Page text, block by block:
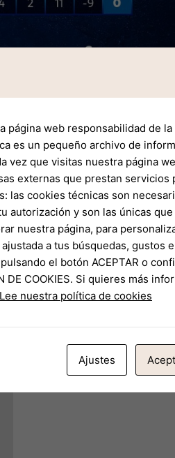
Paulo. Agora, é a vez da
necessitam de vitória por
irá à prorrogação com ponto
a Seleção Brasileira padeceu
não vencer, o Brasil não terá
seleção chegue às duas
saiba onde assistir à partida
página web responsabilidad de la
es un pequeño archivo de
vez que visitas nuestra página
externas que prestan servicios
las cookies técnicas son
autorización y son las únicas
nuestra página, para
a tus búsquedas, gustos e
el botón ACEPTAR o
COOKIES. Si quieres más
Lee nuestra política de cookies
Ajustes